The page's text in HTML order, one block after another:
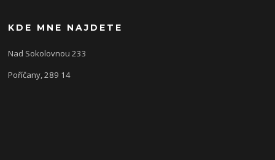
KDE MNE NAJDETE
Nad Sokolovnou 233
Poříčany, 289 14